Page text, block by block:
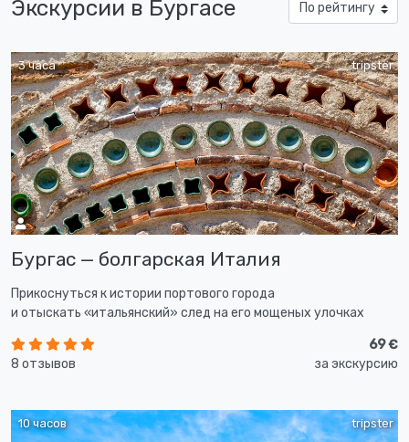
Экскурсии в Бургасе
tripster
3 часа
Бургас — болгарская Италия
Прикоснуться к истории портового города
и отыскать «итальянский» след на его мощеных улочках
8 отзывов
69 €
за экскурсию
tripster
10 часов